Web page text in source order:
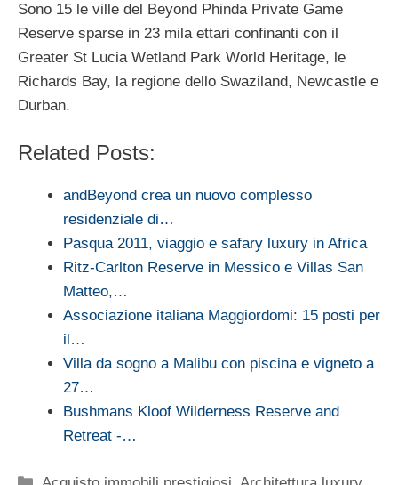
Sono 15 le ville del Beyond Phinda Private Game
Reserve sparse in 23 mila ettari confinanti con il
Greater St Lucia Wetland Park World Heritage, le
Richards Bay, la regione dello Swaziland, Newcastle e
Durban.
Related Posts:
andBeyond crea un nuovo complesso
residenziale di…
Pasqua 2011, viaggio e safary luxury in Africa
Ritz-Carlton Reserve in Messico e Villas San
Matteo,…
Associazione italiana Maggiordomi: 15 posti per
il…
Villa da sogno a Malibu con piscina e vigneto a
27…
Bushmans Kloof Wilderness Reserve and
Retreat -…
Categorie